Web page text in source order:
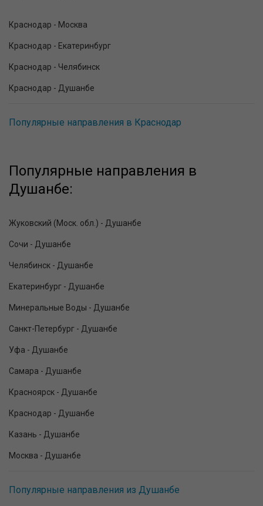
Краснодар - Москва
Краснодар - Екатеринбург
Краснодар - Челябинск
Краснодар - Душанбе
Популярные направления в Краснодар
Популярные направления в
Душанбе:
Жуковский (Моск. обл.) - Душанбе
Сочи - Душанбе
Челябинск - Душанбе
Екатеринбург - Душанбе
Минеральные Воды - Душанбе
Санкт-Петербург - Душанбе
Уфа - Душанбе
Самара - Душанбе
Красноярск - Душанбе
Краснодар - Душанбе
Казань - Душанбе
Москва - Душанбе
Популярные направления из Душанбе